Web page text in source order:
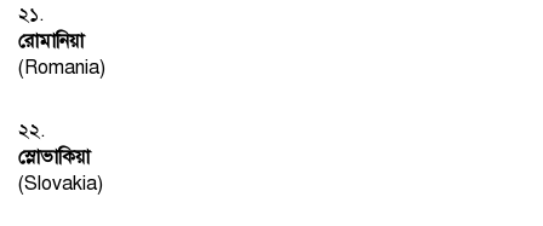
২১.
রোমানিয়া
(Romania)
২২.
স্লোভাকিয়া
(Slovakia)